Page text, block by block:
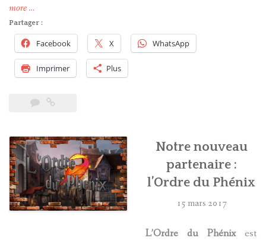
more« Sortie
de
l’Ordre
du
Phénix
aux
de
maison »
…
Partager :
Facebook X WhatsApp
Imprimer Plus
Notre nouveau
partenaire :
l’Ordre du Phénix
15 mars 2017
L’Ordre du Phénixest